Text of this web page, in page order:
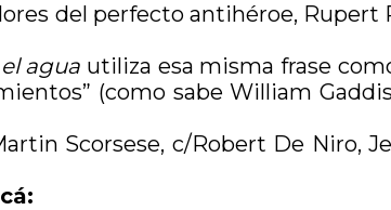
del perfecto antihéroe, Rupert
agua utiliza esa misma frase
(como sabe William
Scorsese, c/Robert De Niro,